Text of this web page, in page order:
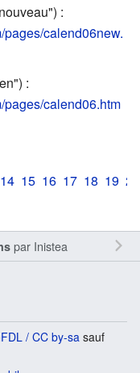
:
calend06new.
:
pages/calend06.htm
14 15 16 17 18 19 20
par Inistea
/ CC by-sa sauf